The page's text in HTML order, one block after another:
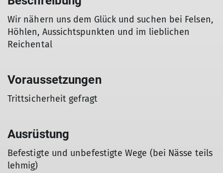
Wir nähern uns dem Glück und suchen bei Felsen,
Höhlen, Aussichtspunkten und im lieblichen
Reichental
Voraussetzungen
Trittsicherheit gefragt
Ausrüstung
Befestigte und unbefestigte Wege (bei Nässe teils
lehmig)